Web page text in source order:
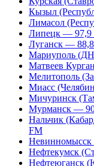
Кызыл
Лимасол
Липецк — 97,9
Луганск —
Мариуполь
Матвеев
Мелитополь
Миасс
Мичуринск
Мурманск —
Нальчик
FM
Невинномысск
Нефтекумск
Нефтеюганск